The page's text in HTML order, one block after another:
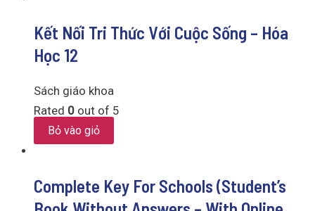
Kết Nối Tri Thức Với Cuộc Sống – Hóa
Học 12
Sách giáo khoa
Rated 0 out of 5
Bỏ vào giỏ
Complete Key For Schools (Student’s